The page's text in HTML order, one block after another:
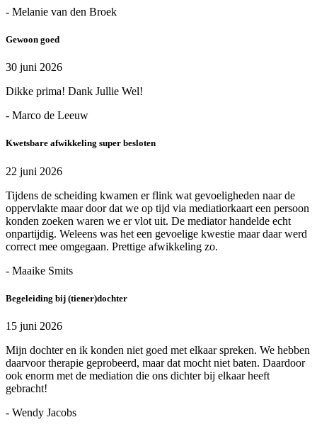
- Melanie van den Broek
Gewoon goed
30 juni 2026
Dikke prima! Dank Jullie Wel!
- Marco de Leeuw
Kwetsbare afwikkeling super besloten
22 juni 2026
Tijdens de scheiding kwamen er flink wat gevoeligheden naar de
oppervlakte maar door dat we op tijd via mediatiorkaart een persoon
konden zoeken waren we er vlot uit. De mediator handelde echt
onpartijdig. Weleens was het een gevoelige kwestie maar daar werd
correct mee omgegaan. Prettige afwikkeling zo.
- Maaike Smits
Begeleiding bij (tiener)dochter
15 juni 2026
Mijn dochter en ik konden niet goed met elkaar spreken. We hebben
daarvoor therapie geprobeerd, maar dat mocht niet baten. Daardoor
ook enorm met de mediation die ons dichter bij elkaar heeft
gebracht!
- Wendy Jacobs